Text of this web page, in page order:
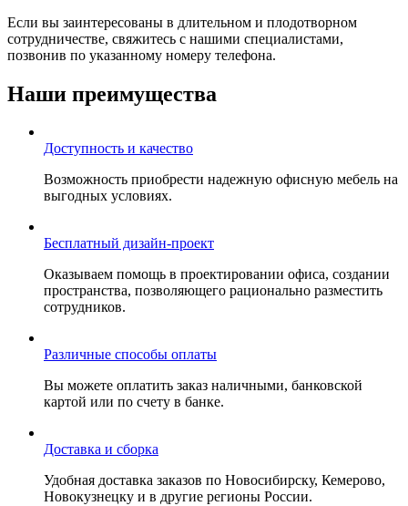
Если вы заинтересованы в длительном и плодотворном
сотрудничестве, свяжитесь с нашими специалистами,
позвонив по указанному номеру телефона.
Наши преимущества
Доступность и качество
Возможность приобрести надежную офисную мебель на
выгодных условиях.
Бесплатный дизайн-проект
Оказываем помощь в проектировании офиса, создании
пространства, позволяющего рационально разместить
сотрудников.
Различные способы оплаты
Вы можете оплатить заказ наличными, банковской
картой или по счету в банке.
Доставка и сборка
Удобная доставка заказов по Новосибирску, Кемерово,
Новокузнецку и в другие регионы России.